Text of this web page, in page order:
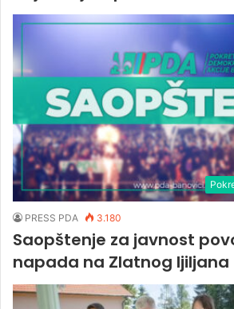
PRESS PDA 3.180
Saopštenje za javnost
napada na Zlatnog ljiljana